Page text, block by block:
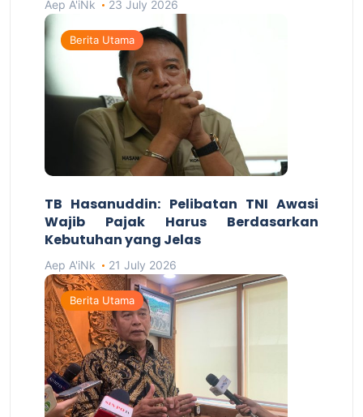
Aep A'iNk 23 July 2026
Berita Utama
TB Hasanuddin: Pelibatan TNI Awasi
Wajib Pajak Harus Berdasarkan
Kebutuhan yang Jelas
Aep A'iNk 21 July 2026
Berita Utama